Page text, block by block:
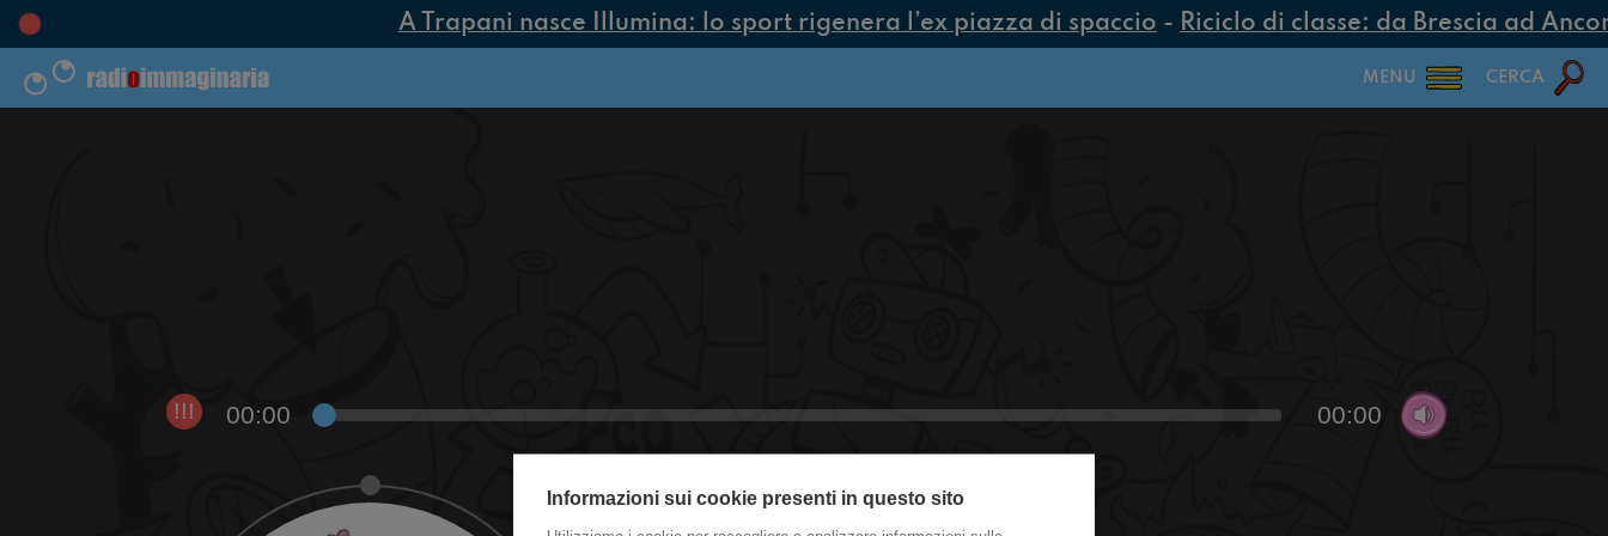
A Trapani nasce Illumina: lo sport rigenera l’ex piazza di spaccio- Riciclo di classe: da Brescia ad
MENU CERCA
!!! 00:00 00:00
#cremona Ossessionati dalle ship
Informazioni sui cookie presenti in questo sito